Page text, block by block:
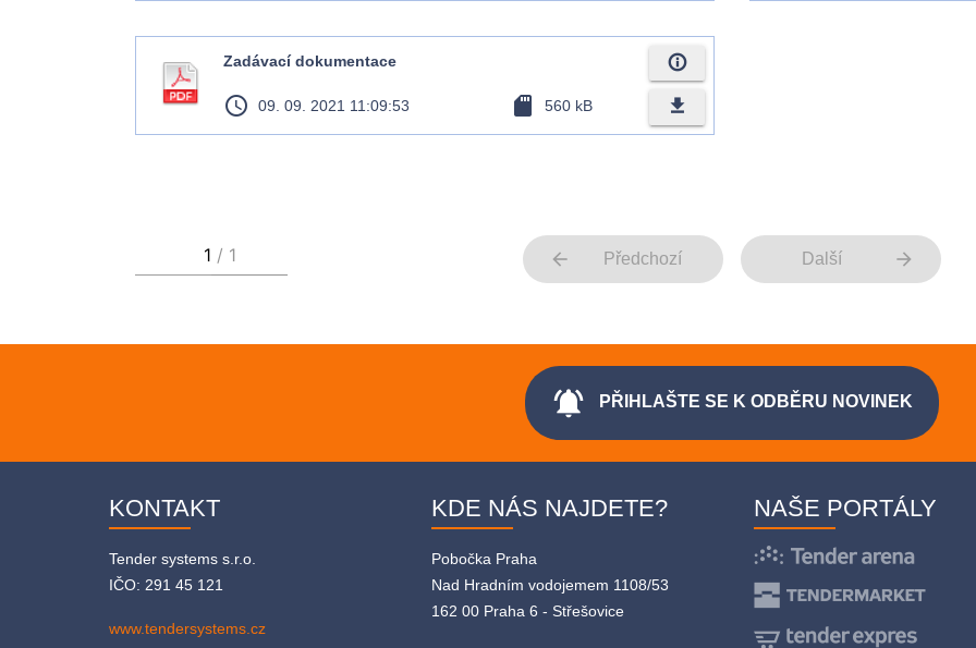
Zadávací dokumentace
access_time 09. 09. 2021 11:09:53 sd_card 560 kB
info_outline
file_download
arrow_back Předchozí Další arrow_forward
notifications_active PŘIHLAŠTE SE K ODBĚRU NOVINEK
KONTAKT
Tender systems s.r.o.
IČO: 291 45 121
www.tendersystems.cz
KDE NÁS NAJDETE?
Pobočka Praha
Nad Hradním vodojemem 1108/53
162 00 Praha 6 - Střešovice
NAŠE PORTÁLY